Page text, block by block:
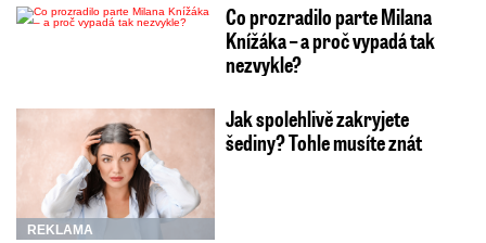
Co prozradilo parte Milana
Knížáka – a proč vypadá tak
nezvykle?
REKLAMA
Jak spolehlivě zakryjete
šediny? Tohle musíte znát